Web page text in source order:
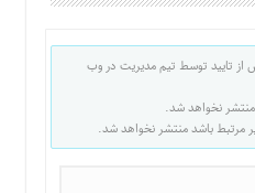
تایید توسط تیم مدیریت در وب
منتشر نخواهد شد.
مرتبط باشد منتشر نخواهد شد.